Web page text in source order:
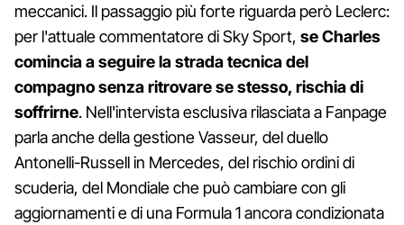
meccanici. Il passaggio più forte riguarda però Leclerc:
per l'attuale commentatore di Sky Sport, se Charles
comincia a seguire la strada tecnica del
compagno senza ritrovare se stesso, rischia di
soffrirne. Nell'intervista esclusiva rilasciata a Fanpage
parla anche della gestione Vasseur, del duello
Antonelli-Russell in Mercedes, del rischio ordini di
scuderia, del Mondiale che può cambiare con gli
aggiornamenti e di una Formula 1 ancora condizionata